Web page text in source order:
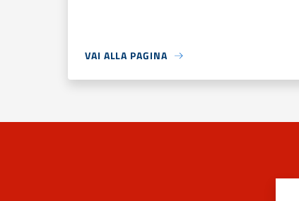
VAI ALLA PAGINA